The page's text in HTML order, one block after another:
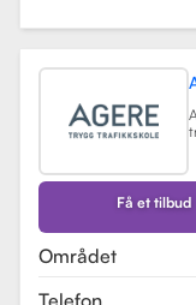
Få et tilbud
Området